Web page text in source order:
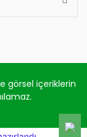
görsel içeriklerin